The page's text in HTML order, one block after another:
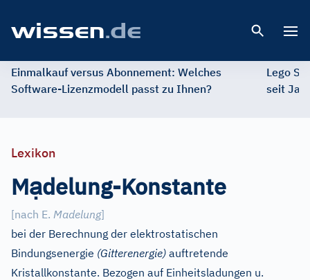
Einmalkauf versus Abonnement: Welches
Software-Lizenzmodell passt zu Ihnen?
Lego
seit
Lexikon
Mạdelung-Konstante
[nach E. Madelung]
bei der Berechnung der elektrostatischen
Bindungsenergie (Gitterenergie) auftretende
Kristallkonstante. Bezogen auf Einheitsladungen u.